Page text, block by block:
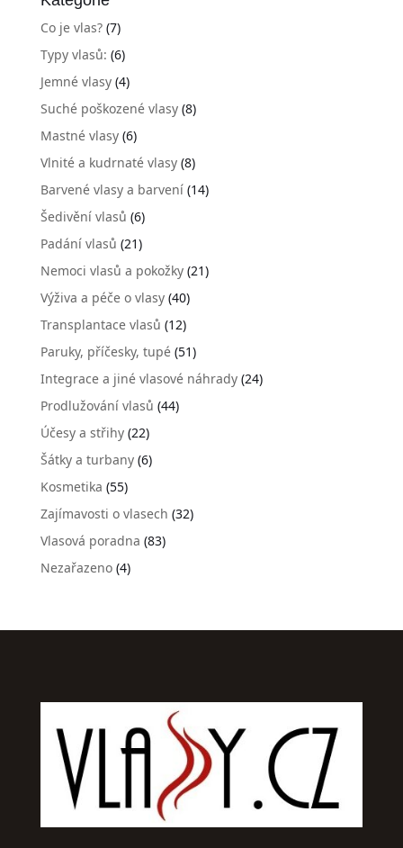
Co je vlas?(7)
Typy vlasů: (6)
Jemné vlasy(4)
Suché poškozené vlasy(8)
Mastné vlasy(6)
Vlnité a kudrnaté vlasy(8)
Barvené vlasy a barvení(14)
Šedivění vlasů (6)
Padání vlasů (21)
Nemoci vlasů a pokožky(21)
Výživa a péče o vlasy(40)
Transplantace vlasů (12)
Paruky, příčesky, tupé(51)
Integrace a jiné vlasové náhrady(24)
Prodlužování vlasů (44)
Účesy a střihy(22)
Šátky a turbany(6)
Kosmetika (55)
Zajímavosti o vlasech (32)
Vlasová poradna (83)
Nezařazeno(4)